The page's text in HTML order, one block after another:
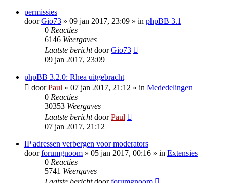
permissies
doorGio73 » 09 jan 2017, 23:09 » in phpBB 3.1
0 Reacties
6146 Weergaves
Laatste berichtdoorGio73
09 jan 2017, 23:09
phpBB 3.2.0: Rhea uitgebracht
doorPaul » 07 jan 2017, 21:12 » in Mededelingen
0 Reacties
30353 Weergaves
Laatste berichtdoorPaul
07 jan 2017, 21:12
IP adressen verbergen voor moderators
doorforumgnoom » 05 jan 2017, 00:16 » in Extensies
0 Reacties
5741 Weergaves